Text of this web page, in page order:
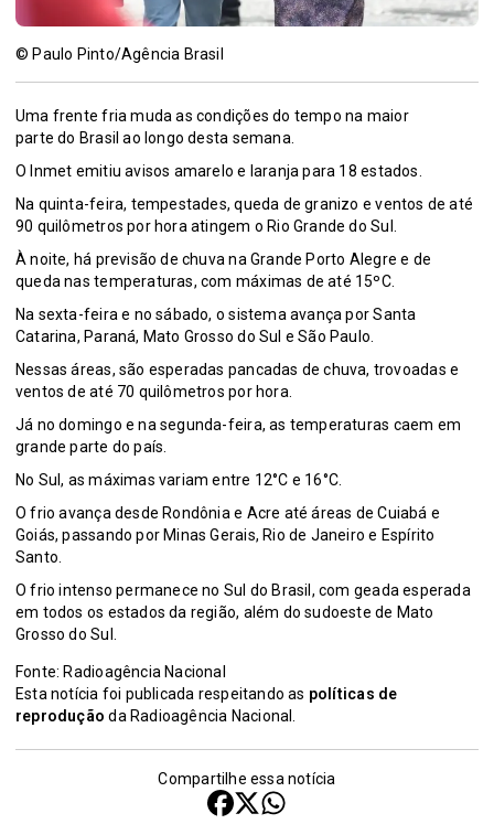
© Paulo Pinto/Agência Brasil
Uma frente fria muda as condições do tempo na maior
parte do Brasil ao longo desta semana.
O Inmet emitiu avisos amarelo e laranja para 18 estados.
Na quinta-feira, tempestades, queda de granizo e ventos de até
90 quilômetros por hora atingem o Rio Grande do Sul.
À noite, há previsão de chuva na Grande Porto Alegre e de
queda nas temperaturas, com máximas de até 15ºC.
Na sexta-feira e no sábado, o sistema avança por Santa
Catarina, Paraná, Mato Grosso do Sul e São Paulo.
Nessas áreas, são esperadas pancadas de chuva, trovoadas e
ventos de até 70 quilômetros por hora.
Já no domingo e na segunda-feira, as temperaturas caem em
grande parte do país.
No Sul, as máximas variam entre 12°C e 16°C.
O frio avança desde Rondônia e Acre até áreas de Cuiabá e
Goiás, passando por Minas Gerais, Rio de Janeiro e Espírito
Santo.
O frio intenso permanece no Sul do Brasil, com geada esperada
em todos os estados da região, além do sudoeste de Mato
Grosso do Sul.
Fonte: Radioagência Nacional
Esta notícia foi publicada respeitando as políticas de
reprodução da Radioagência Nacional.
Compartilhe essa notícia